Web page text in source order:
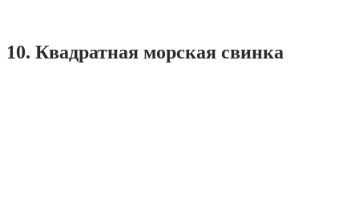
10. Квадратная морская свинка